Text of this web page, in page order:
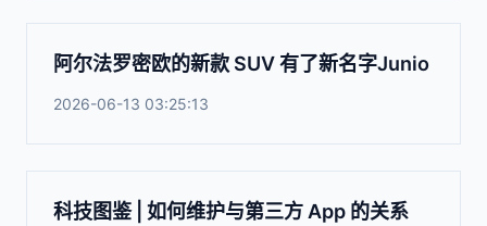
阿尔法罗密欧的新款 SUV 有了新名字Junio
2026-06-13 03:25:13
科技图鉴 | 如何维护与第三方 App 的关系